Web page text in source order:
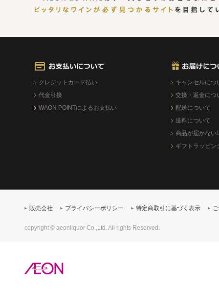
クレジットカード払い
代金引換
WAON POINTによるお支払い
キャンセルにつ
交換・返金につ
配送について
送料について
商品が届かない
ギフトラッピン
販売会社 プライバシーポリシー 特定商取引に基づく表示
copyright © aeonliquor Co.,Ltd. All rights Reserved.